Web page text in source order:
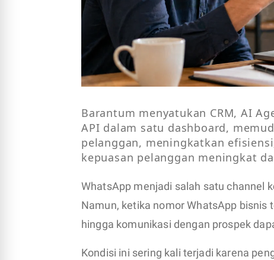
Barantum menyatukan CRM, AI
API dalam satu dashboard,
pelanggan, meningkatkan
kepuasan pelanggan meningkat
WhatsApp menjadi salah satu channel
Namun, ketika nomor WhatsApp bisnis
hingga komunikasi dengan prospek
Kondisi ini sering kali terjadi karena